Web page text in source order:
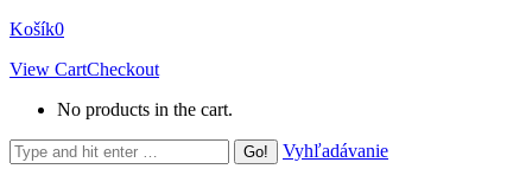
Košík0
View CartCheckout
No products in the cart.
Search:
Vyhľadávanie